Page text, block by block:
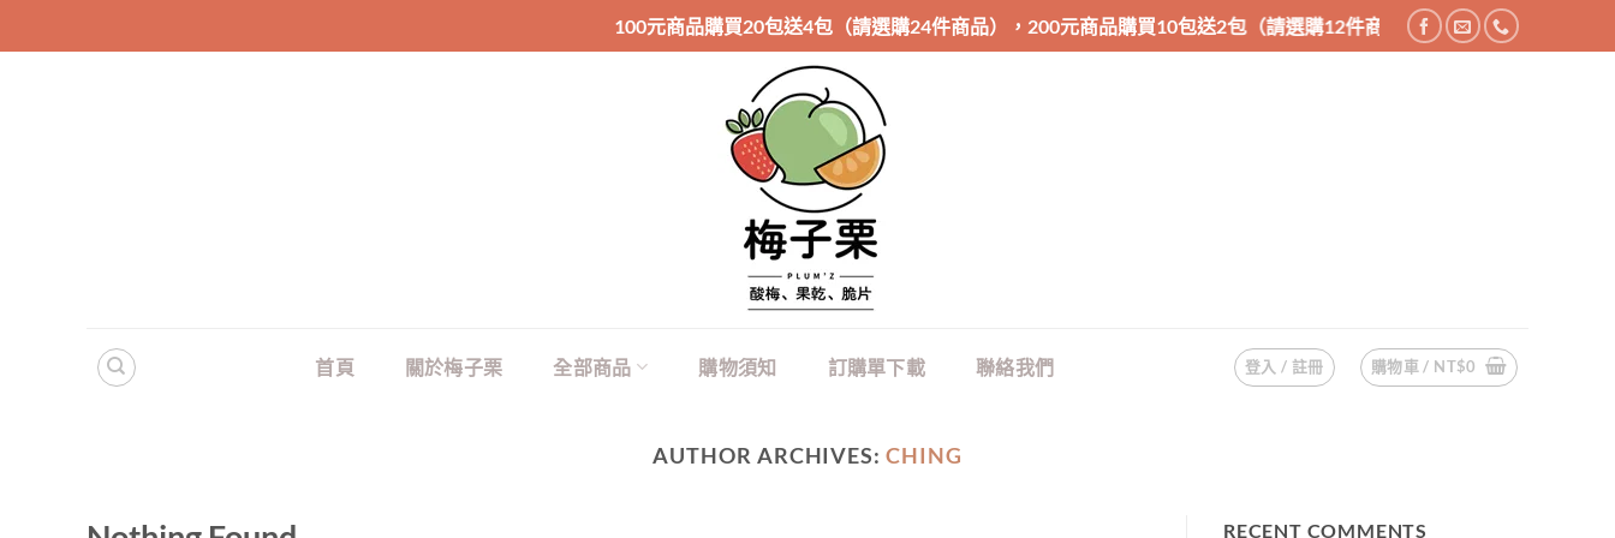
100元商品購買20包送4包（請選購24件商品），200元商品購買10包送2包（請選購12件商品），消費滿1200享免運優
首頁 關於梅子栗 全部商品 購物須知 訂購單下載 聯絡我們 登入 / 註冊 購物車 / NT$0
AUTHOR ARCHIVES:CHING
RECENT COMMENTS